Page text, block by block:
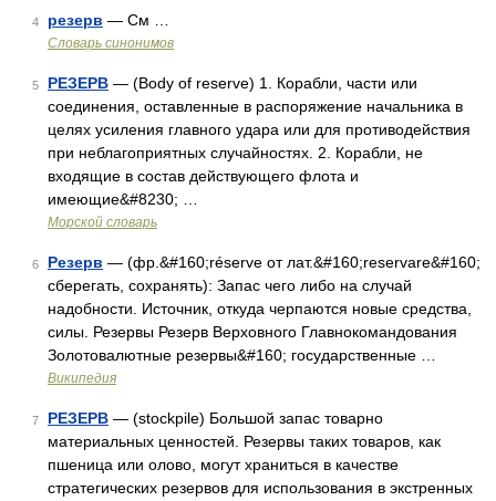
4 резерв — См …
Словарь синонимов
5 РЕЗЕРВ — (Body of reserve) 1. Корабли, части или
соединения, оставленные в распоряжение начальника в
целях усиления главного удара или для противодействия
при неблагоприятных случайностях. 2. Корабли, не
входящие в состав действующего флота и
имеющие&#8230; …
Морской словарь
6 Резерв — (фр.&#160;réserve от лат.&#160;reservare&#160;
сберегать, сохранять): Запас чего либо на случай
надобности. Источник, откуда черпаются новые средства,
силы. Резервы Резерв Верховного Главнокомандования
Золотовалютные резервы&#160; государственные …
Википедия
7 РЕЗЕРВ — (stockpile) Большой запас товарно
материальных ценностей. Резервы таких товаров, как
пшеница или олово, могут храниться в качестве
стратегических резервов для использования в экстренных